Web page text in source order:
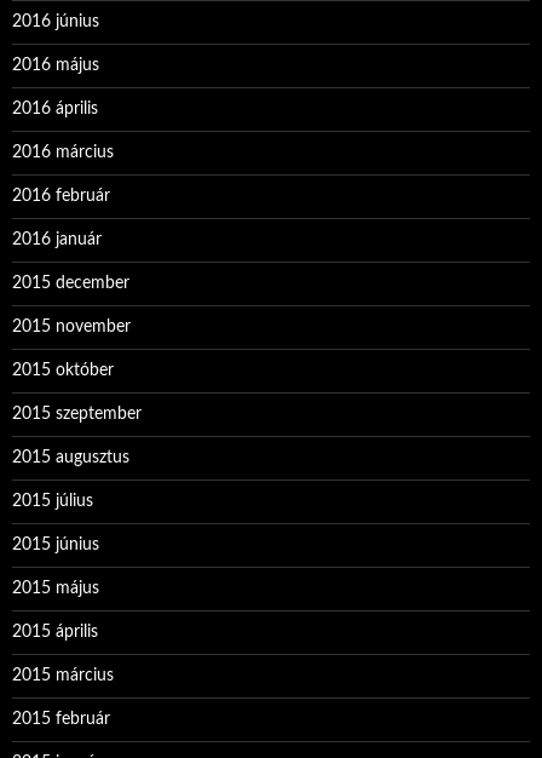
2016 június
2016 május
2016 április
2016 március
2016 február
2016 január
2015 december
2015 november
2015 október
2015 szeptember
2015 augusztus
2015 július
2015 június
2015 május
2015 április
2015 március
2015 február